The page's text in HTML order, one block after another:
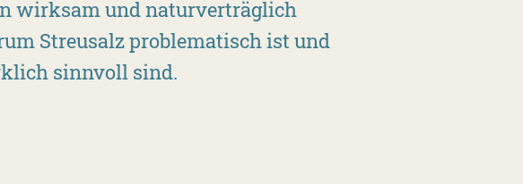
wirksam und naturverträglich
Streusalz problematisch ist und
sinnvoll sind.